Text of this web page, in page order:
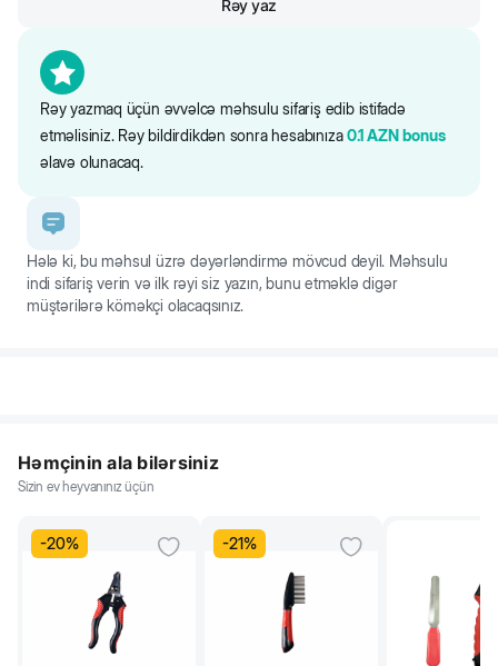
Rəy yazmaq üçün əvvəlcə məhsulu sifariş edib istifadə
etməlisiniz. Rəy bildirdikdən sonra hesabınıza0.1 AZN bonus
əlavə olunacaq.
Rəy yaz
Hələ ki, bu məhsul üzrə dəyərləndirmə mövcud deyil. Məhsulu
indi sifariş verin və ilk rəyi siz yazın, bunu etməklə digər
müştərilərə köməkçi olacaqsınız.
Həmçinin ala bilərsiniz
Sizin ev heyvanınız üçün
-20% -21%